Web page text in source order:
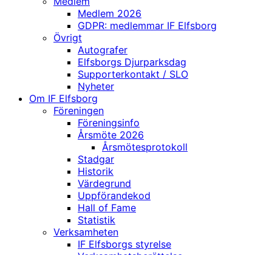
Medlem 2026
GDPR: medlemmar IF Elfsborg
Övrigt
Autografer
Elfsborgs Djurparksdag
Supporterkontakt / SLO
Nyheter
Om IF Elfsborg
Föreningen
Föreningsinfo
Årsmöte 2026
Årsmötesprotokoll
Stadgar
Historik
Värdegrund
Uppförandekod
Hall of Fame
Statistik
Verksamheten
IF Elfsborgs styrelse